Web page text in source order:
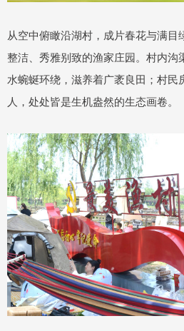
从空中俯瞰沿湖村，成片春花与满
整洁、秀雅别致的渔家庄园。村内沟
水蜿蜒环绕，滋养着广袤良田；村
人，处处皆是生机盎然的生态画卷。